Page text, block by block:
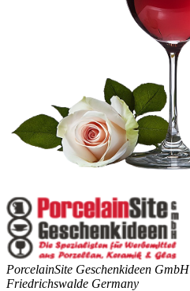
PorcelainSite Geschenkideen GmbH
Friedrichswalde Germany